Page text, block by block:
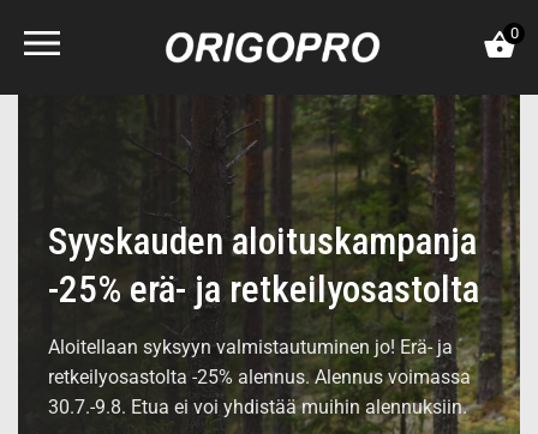
0
Syyskauden aloituskampanja
-25% erä- ja retkeilyosastolta
Aloitellaan syksyyn valmistautuminen jo! Erä- ja
retkeilyosastolta -25% alennus. Alennus voimassa
30.7.-9.8. Etua ei voi yhdistää muihin alennuksiin.